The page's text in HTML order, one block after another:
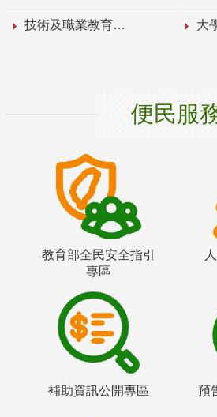
技術及職業教育 大
便民服
教育部全民安全指引
專區
補助資訊公開專區
預